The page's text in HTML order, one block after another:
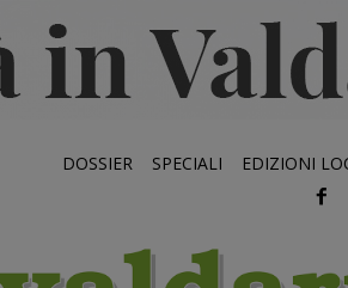
DOSSIER SPECIALI EDIZIONI